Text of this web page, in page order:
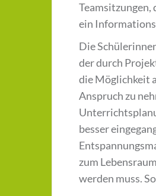
ein
Die
der durch
die Möglichkeit
Anspruch zu
besser
zum
werden muss.